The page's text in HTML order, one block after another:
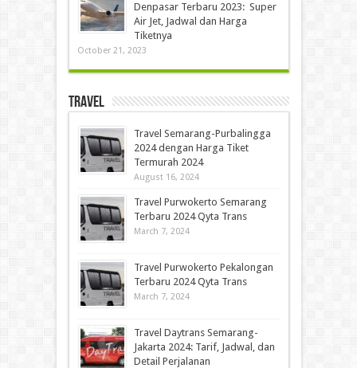
Denpasar Terbaru 2023: Super
Air Jet, Jadwal dan Harga
Tiketnya
October 21, 2023
Travel
Travel Semarang-Purbalingga
2024 dengan Harga Tiket
Termurah 2024
August 16, 2024
Travel Purwokerto Semarang
Terbaru 2024 Qyta Trans
March 7, 2024
Travel Purwokerto Pekalongan
Terbaru 2024 Qyta Trans
March 7, 2024
Travel Daytrans Semarang-
Jakarta 2024: Tarif, Jadwal, dan
Detail Perjalanan